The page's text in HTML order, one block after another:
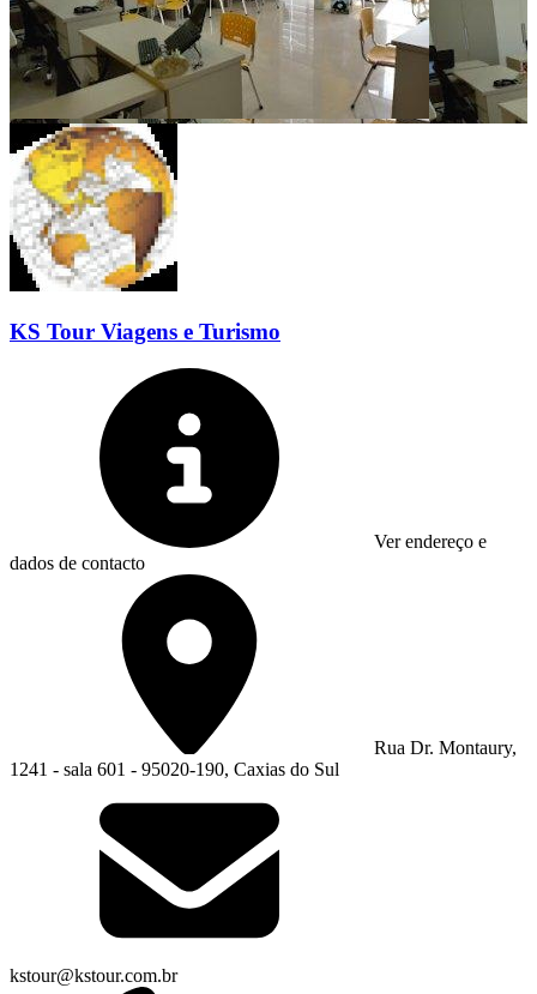
KS Tour Viagens e Turismo
Ver endereço e
dados de contacto
Rua Dr. Montaury,
1241 - sala 601 - 95020-190, Caxias do Sul
kstour@kstour.com.br